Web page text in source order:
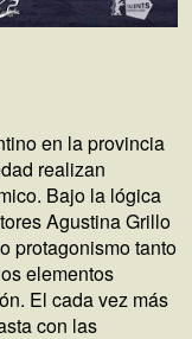
en la provincia
realizan
Bajo la lógica
Agustina Grillo
protagonismo tanto
elementos
El cada vez más
con las